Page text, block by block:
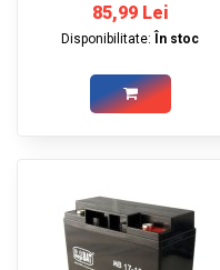
85,99 Lei
Disponibilitate: În stoc